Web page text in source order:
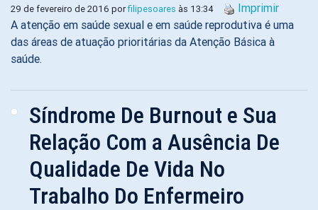
29 de fevereiro de 2016 porfilipesoares às 13:34
Imprimir
A atenção em saúde sexual e em saúde reprodutiva é uma
das áreas de atuação prioritárias da Atenção Básica à
saúde.
Síndrome De Burnout e Sua
Relação Com a Ausência De
Qualidade De Vida No
Trabalho Do Enfermeiro